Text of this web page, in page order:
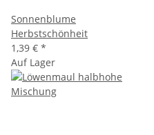
Sonnenblume
Herbstschönheit
1,39 € *
Auf Lager